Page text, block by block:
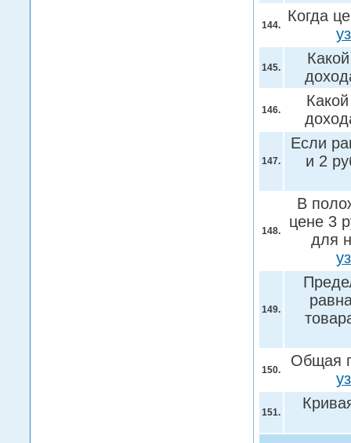
144.
Когда
145.
146.
147.
Если
и 2
148.
В
цене 3
для
149.
150.
Общая
151.